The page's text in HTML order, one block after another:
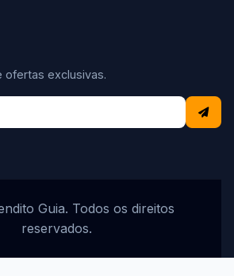
ofertas exclusivas.
Guia. Todos os direitos
reservados.